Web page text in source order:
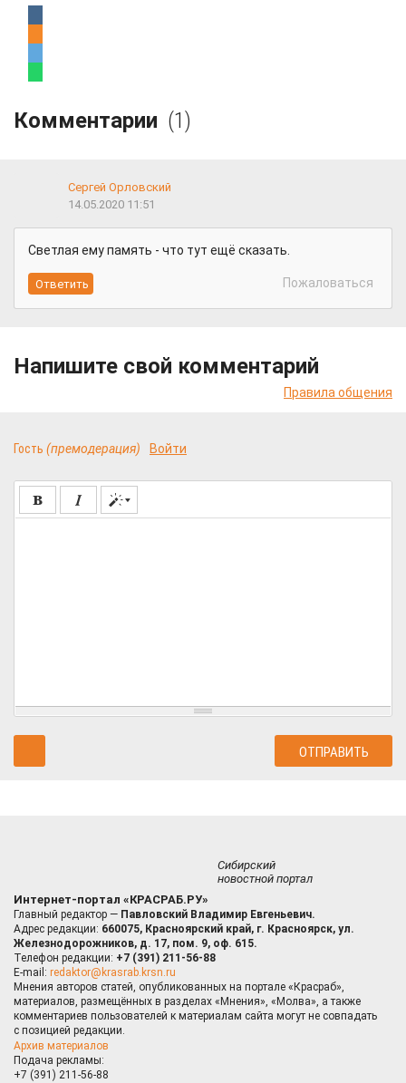
Комментарии (1)
Сергей Орловский
14.05.2020 11:51
Светлая ему память - что тут ещё сказать.
Пожаловаться
Напишите свой комментарий
Правила общения
Гость (премодерация) Войти
Сибирский
новостной портал
Интернет-портал «КРАСРАБ.РУ»
Главный редактор — Павловский Владимир Евгеньевич.
Адрес редакции: 660075, Красноярский край, г. Красноярск, ул.
Железнодорожников, д. 17, пом. 9, оф. 615.
Телефон редакции: +7 (391) 211-56-88
E-mail: redaktor@krasrab.krsn.ru
Мнения авторов статей, опубликованных на портале «Красраб»,
материалов, размещённых в разделах «Мнения», «Молва», а также
комментариев пользователей к материалам сайта могут не совпадать
с позицией редакции.
Архив материалов
Подача рекламы:
+7 (391) 211-56-88